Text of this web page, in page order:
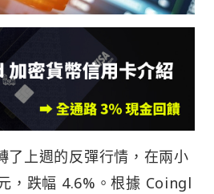
了上週的反彈行情，在兩小
，跌幅 4.6%。根據 Coingl